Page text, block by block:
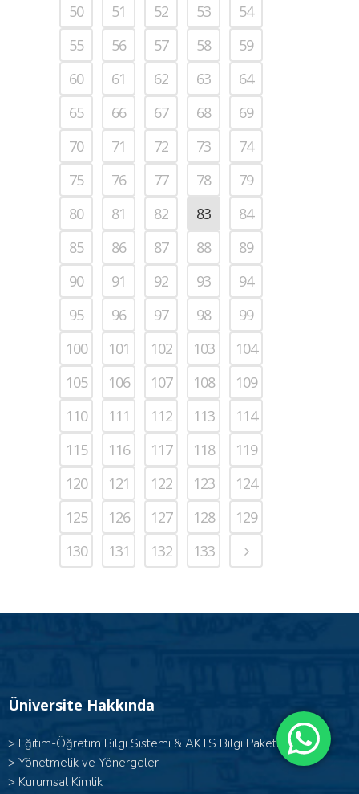
50
51 52 53
54
55
56 57 58
59
60
61 62 63
64
65
66 67 68
69
70
71 72 73
74
75
76 77 78
79
80
81 82 83
84
85
86 87 88
89
90
91 92 93
94
95
96 97 98
99
100
101 102 103
104
105
106 107 108
109
110
111 112 113
114
115
116 117 118
119
120
121 122 123
124
125
126 127 128
129
130
131 132 133
Üniversite Hakkında
> Eğitim-Öğretim Bilgi Sistemi & AKTS Bilgi Paketi
> Yönetmelik ve Yönergeler
> Kurumsal Kimlik